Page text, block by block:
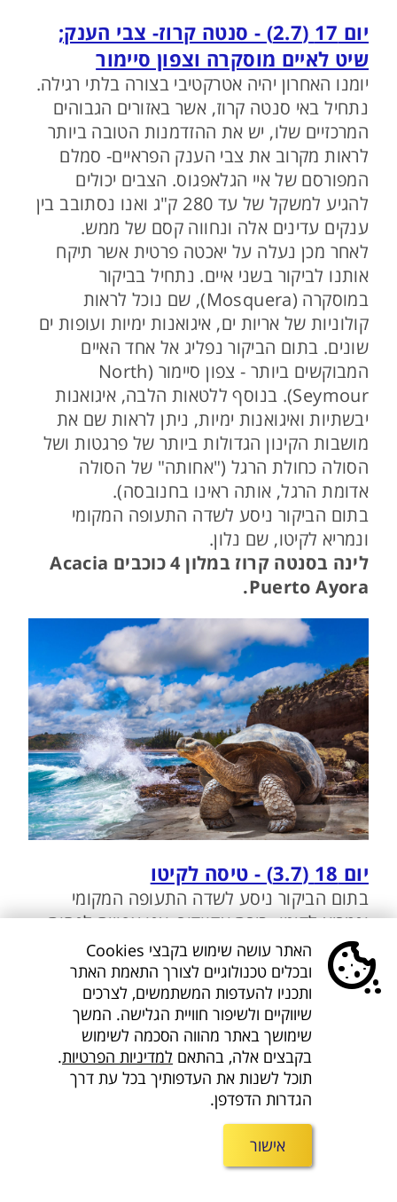
יום 17 (2.7) - סנטה קרוז- צבי הענק;
שיט לאיים מוסקרה וצפון סיימור
יומנו האחרון יהיה אטרקטיבי בצורה בלתי רגילה.
נתחיל באי סנטה קרוז, אשר באזורים הגבוהים
המרכזיים שלו, יש את ההזדמנות הטובה ביותר
לראות מקרוב את צבי הענק הפראיים- סמלם
המפורסם של איי הגלאפגוס. הצבים יכולים
להגיע למשקל של עד 280 ק"ג ואנו נסתובב בין
ענקים עדינים אלה ונחווה קסם של ממש.
לאחר מכן נעלה על יאכטה פרטית אשר תיקח
אותנו לביקור בשני איים. נתחיל בביקור
במוסקרה (Mosquera), שם נוכל לראות
קולוניות של אריות ים, איגואנות ימיות ועופות ים
שונים. בתום הביקור נפליג אל אחד האיים
המבוקשים ביותר - צפון סיימור (North
Seymour). בנוסף ללטאות הלבה, איגואנות
יבשתיות ואיגואנות ימיות, ניתן לראות שם את
מושבות הקינון הגדולות ביותר של פרגטות ושל
הסולה כחולת הרגל ("אחותה" של הסולה
אדומת הרגל, אותה ראינו בחנובסה).
בתום הביקור ניסע לשדה התעופה המקומי
ונמריא לקיטו, שם נלון.
לינה בסנטה קרוז במלון 4 כוכבים Acacia
Puerto Ayora.
יום 18 (3.7) - טיסה לקיטו
בתום הביקור ניסע לשדה התעופה המקומי
ונמריא לקיטו, בירת אקוודור. אנו צפויים לנחות
בשעות אחר הצהריים, וככל שיותיר לנו הזמן נצא
להסתובב בעיר.
לינה בקיטו במלון 5 כוכבים Dann Carlton.
יום 19 (4.7) - קיטו- המרכז הקולוניאלי,
מוזיאון "מרכז העולם"; טיסה למדריד
נבקר העיר העתיקה של קיטו, שהייתה הראשונה
שהוכרזה כאתר מורשת עולמית של אונסק"ו
בשנת 1978, בשל היותה בעלת המרכז
ההיסטורי השמור ביותר ביבשת אמריקה. זו אחת
האתר עושה שימוש בקבצי Cookies
ובכלים טכנולוגיים לצורך התאמת האתר
ותכניו להעדפות המשתמשים, לצרכים
שיווקיים ולשיפור חוויית הגלישה. המשך
שימושך באתר מהווה הסכמה לשימוש
בקבצים אלה, בהתאם למדיניות הפרטיות.
תוכל לשנות את העדפותיך בכל עת דרך
הגדרות הדפדפן.
אישור